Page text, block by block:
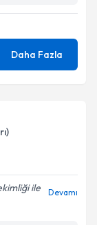
Daha Fazla
ile
Devamı